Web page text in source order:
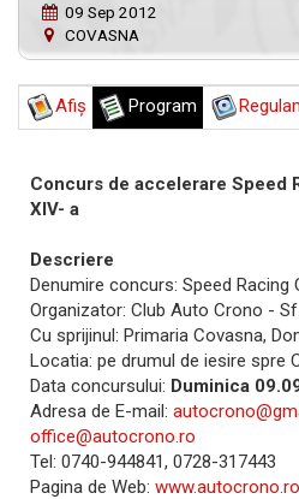
09 Sep 2012
COVASNA
Afiş Program
Concurs de accelerare Speed
XIV- a
Descriere
Denumire concurs: Speed Racing
Organizator: Club Auto Crono -
Cu sprijinul: Primaria Covasna,
Locatia: pe drumul de iesire spre
Data concursului: Duminica
Adresa de E-mail:
office@autocrono.ro
Tel: 0740-944841, 0728-317443
Pagina de Web: www.autocrono.ro